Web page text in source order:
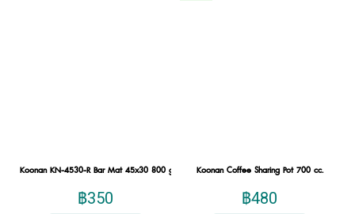
Koonan KN-4530-R Bar Mat 45x30 800 g
฿350
Koonan Coffee Sharing Pot 700 cc.
฿480